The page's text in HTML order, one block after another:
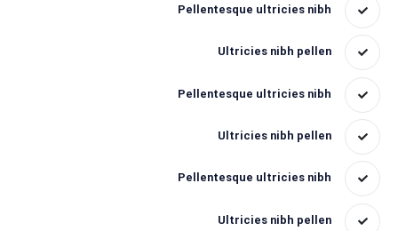
Pellentesque ultricies nibh
Ultricies nibh pellen
Pellentesque ultricies nibh
Ultricies nibh pellen
Pellentesque ultricies nibh
Ultricies nibh pellen